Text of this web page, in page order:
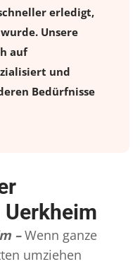
erledigt,
Unsere
auf
und
Bedürfnisse
– Wenn ganze
umziehen